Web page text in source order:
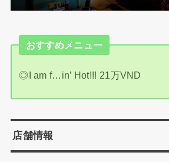
おすすめメニュー
◎I am f…in’ Hot!!! 21万VND
店舗情報